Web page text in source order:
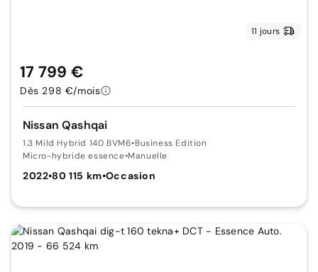
11 jours
Nissan Qashqai
1.3 Mild Hybrid 140 BVM6•Business Edition
Micro-hybride essence•Manuelle
2022•80 115 km•Occasion
17 799 €
Dès 298 €/mois